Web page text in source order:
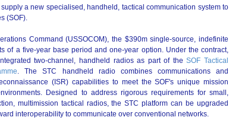
a new specialised, handheld, tactical communication system to
(SOF).
Command (USSOCOM), the $390m single-source, indefinite
of a five-year base period and one-year option. Under the contract,
two-channel, handheld radios as part of theSOF Tactical
. The STC handheld radio combines communications and
(ISR) capabilities to meet the SOF's unique mission
Designed to address rigorous requirements for small,
multimission tactical radios, the STC platform can be upgraded
interoperability to communicate over conventional networks.